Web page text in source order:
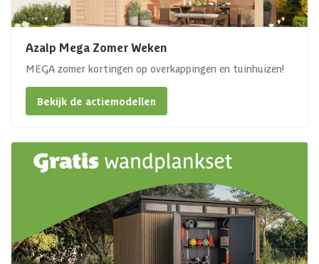
Azalp Mega Zomer Weken
MEGA zomer kortingen op overkappingen en tuinhuizen!
Bekijk de actiemodellen